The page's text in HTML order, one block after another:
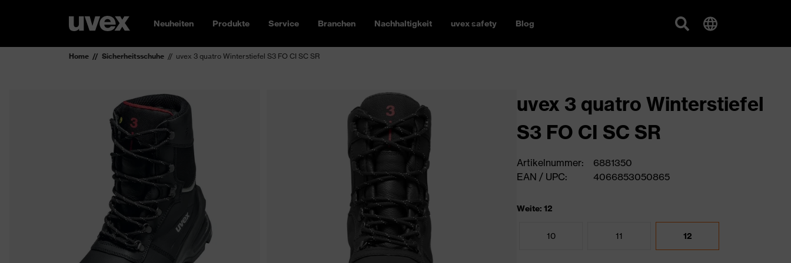
Neuheiten Produkte Service Branchen Nachhaltigkeit uvex safety Blog
Home Sicherheitsschuhe uvex 3 quatro Winterstiefel S3 FO CI SC SR
uvex 3 quatro Winterstiefel
S3 FO CI SC SR
Artikelnummer:
6881350
EAN / UPC:
4066853050865
Weite: 12
10 11 12